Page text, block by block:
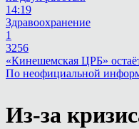
14:19
Здравоохранение
1
3256
«Кинешемская ЦРБ»
По неофициальной
Из-за